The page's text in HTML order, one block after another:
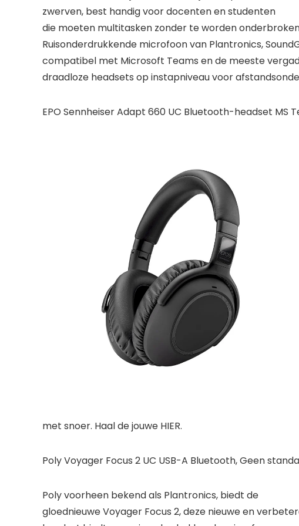
zwerven, best handig voor docenten en studenten
die moeten multitasken zonder te worden
Ruisonderdrukkende microfoon van Plantronics,
compatibel met Microsoft Teams en de meeste
draadloze headsets op instapniveau voor
EPO Sennheiser Adapt 660 UC Bluetooth-headset MS
met snoer. Haal de jouwe HIER.
Poly Voyager Focus 2 UC USB-A Bluetooth, Geen
Poly voorheen bekend als Plantronics, biedt de
gloednieuwe Voyager Focus 2, deze nieuwe en